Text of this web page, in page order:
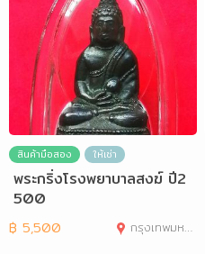
สินค้ามือสอง ให้เช่า
พระกริ่งโรงพยาบาลสงฆ์ ปี2
500
฿ 5,500 กรุงเทพมหานคร